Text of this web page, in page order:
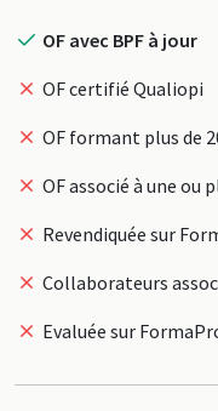
OF avec BPF à jour
OF certifié Qualiopi
OF formant plus de
OF associé à une
Revendiquée sur
Collaborateurs
Evaluée sur